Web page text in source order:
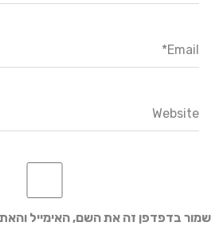
Email*
Website
שמור בדפדפן זה את השם, האימייל